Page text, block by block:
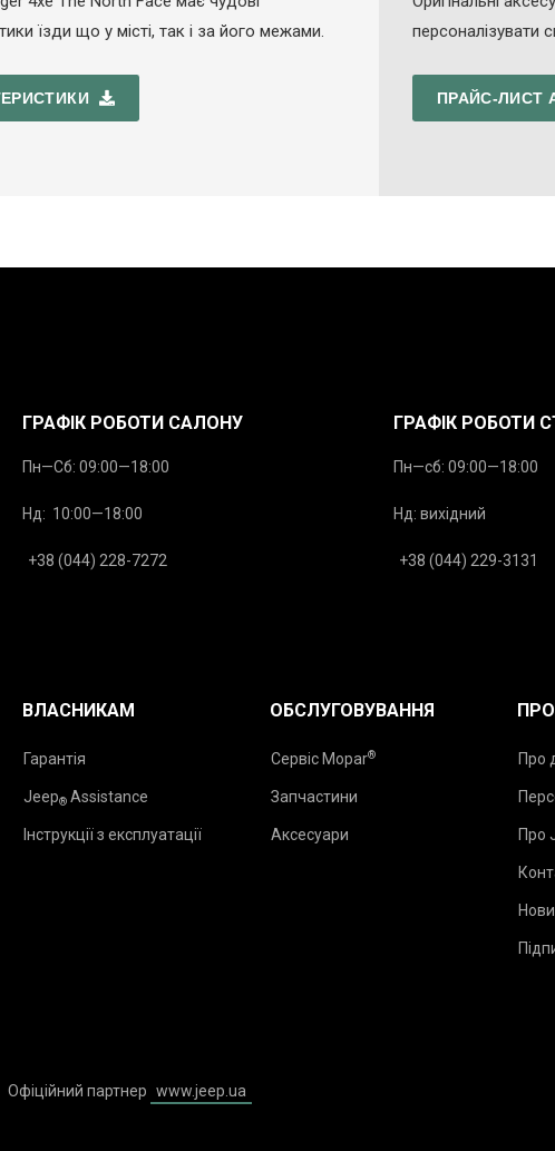
їзди що у місті, так і за його межами.
персоналізувати
ПРАЙС-ЛИСТ
ГРАФІК РОБОТИ САЛОНУ
Пн—Сб: 09:00—18:00
Нд: 10:00—18:00
+38 (044) 228-7272
ГРАФІК РОБОТИ
Пн—сб: 09:00—18:00
Нд: вихідний
+38 (044) 229-3131
ВЛАСНИКАМ
Гарантія
Jeep®Assistance
Інструкції з експлуатації
ОБСЛУГОВУВАННЯ
Сервіс Mopar®
Запчастини
Аксесуари
Про
Про
Офіційний партнер www.jeep.ua